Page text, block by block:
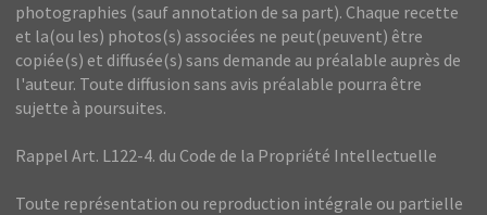
photographies (sauf annotation de sa part). Chaque recette
et la(ou les) photos(s) associées ne peut(peuvent) être
copiée(s) et diffusée(s) sans demande au préalable auprès de
l'auteur. Toute diffusion sans avis préalable pourra être
sujette à poursuites.
Rappel Art. L122-4. du Code de la Propriété Intellectuelle
Toute représentation ou reproduction intégrale ou partielle